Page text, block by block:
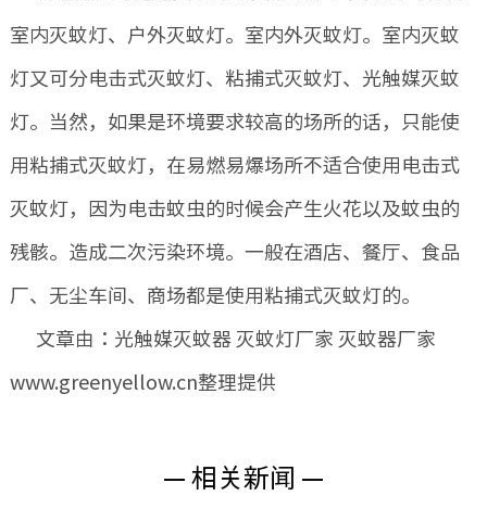
室内灭蚊灯、户外灭蚊灯。室内外灭蚊灯。室内灭蚊
灯又可分电击式灭蚊灯、粘捕式灭蚊灯、光触媒灭蚊
灯。当然，如果是环境要求较高的场所的话，只能使
用粘捕式灭蚊灯，在易燃易爆场所不适合使用电击式
灭蚊灯，因为电击蚊虫的时候会产生火花以及蚊虫的
残骸。造成二次污染环境。一般在酒店、餐厅、食品
厂、无尘车间、商场都是使用粘捕式灭蚊灯的。
文章由：光触媒灭蚊器 灭蚊灯厂家 灭蚊器厂家
www.greenyellow.cn整理提供
— 相关新闻 —